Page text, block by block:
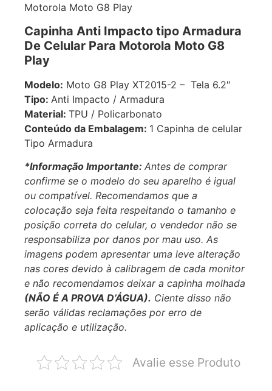
Motorola Moto G8 Play
Capinha Anti Impacto tipo Armadura
De Celular Para Motorola Moto G8
Play
Modelo: Moto G8 Play XT2015-2 – Tela 6.2″
Tipo: Anti Impacto / Armadura
Material: TPU / Policarbonato
Conteúdo da Embalagem: 1 Capinha de celular
Tipo Armadura
*Informação Importante: Antes de comprar
confirme se o modelo do seu aparelho é igual
ou compatível. Recomendamos que a
colocação seja feita respeitando o tamanho e
posição correta do celular, o vendedor não se
responsabiliza por danos por mau uso. As
imagens podem apresentar uma leve alteração
nas cores devido à calibragem de cada monitor
e não recomendamos deixar a capinha molhada
(NÃO É A PROVA D’ÁGUA). Ciente disso não
serão válidas reclamações por erro de
aplicação e utilização.
Avalie esse Produto